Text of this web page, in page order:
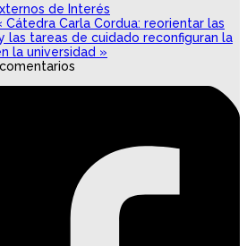
de Interés
Cátedra Carla Cordua: reorientar las
las tareas de cuidado reconfiguran la
la universidad »